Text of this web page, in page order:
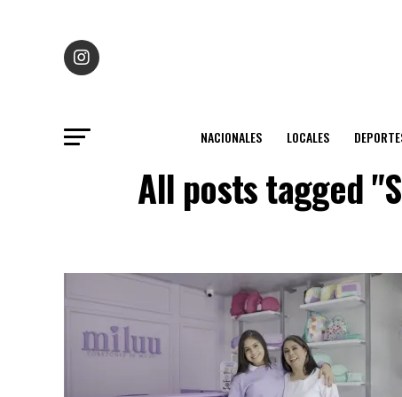
NACIONALES LOCALES
All posts tagged